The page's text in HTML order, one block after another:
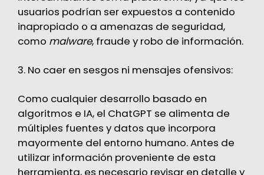
usuarios podrían ser expuestos a contenido
inapropiado o a amenazas de seguridad,
como malware, fraude y robo de información.
3. No caer en sesgos ni mensajes ofensivos:
Como cualquier desarrollo basado en
algoritmos e IA, el ChatGPT se alimenta de
múltiples fuentes y datos que incorpora
mayormente del entorno humano. Antes de
utilizar información proveniente de esta
herramienta, es necesario revisar en detalle y